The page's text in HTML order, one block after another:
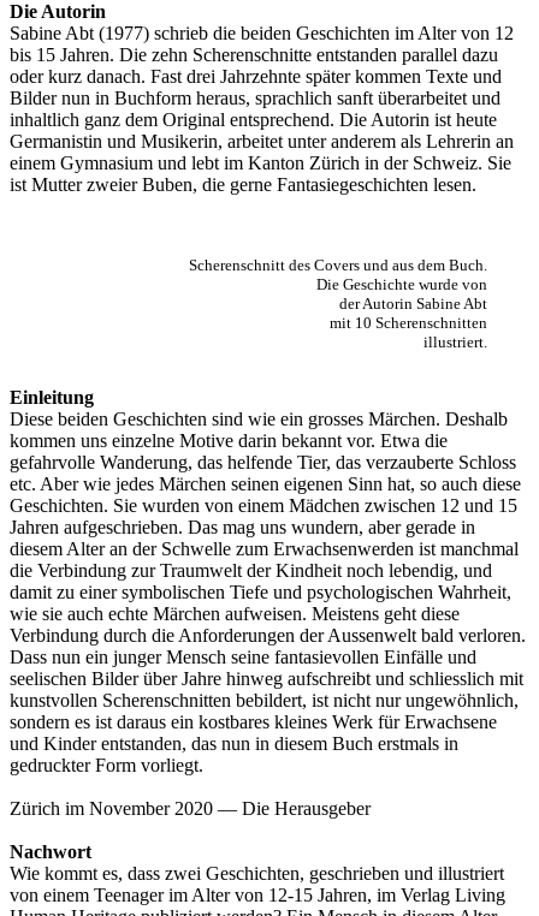
Die Autorin
Sabine Abt (1977) schrieb die beiden Geschichten im Alter von 12
bis 15 Jahren. Die zehn Scherenschnitte entstanden parallel dazu
oder kurz danach. Fast drei Jahrzehnte später kommen Texte und
Bilder nun in Buchform heraus, sprachlich sanft überarbeitet und
inhaltlich ganz dem Original entsprechend. Die Autorin ist heute
Germanistin und Musikerin, arbeitet unter anderem als Lehrerin an
einem Gymnasium und lebt im Kanton Zürich in der Schweiz. Sie
ist Mutter zweier Buben, die gerne Fantasiegeschichten lesen.
Scherenschnitt des Covers und aus dem Buch.
Die Geschichte wurde von
der Autorin Sabine Abt
mit 10 Scherenschnitten
illustriert.
Einleitung
Diese beiden Geschichten sind wie ein grosses Märchen. Deshalb
kommen uns einzelne Motive darin bekannt vor. Etwa die
gefahrvolle Wanderung, das helfende Tier, das verzauberte Schloss
etc. Aber wie jedes Märchen seinen eigenen Sinn hat, so auch diese
Geschichten. Sie wurden von einem Mädchen zwischen 12 und 15
Jahren aufgeschrieben. Das mag uns wundern, aber gerade in
diesem Alter an der Schwelle zum Erwachsenwerden ist manchmal
die Verbindung zur Traumwelt der Kindheit noch lebendig, und
damit zu einer symbolischen Tiefe und psychologischen Wahrheit,
wie sie auch echte Märchen aufweisen. Meistens geht diese
Verbindung durch die Anforderungen der Aussenwelt bald verloren.
Dass nun ein junger Mensch seine fantasievollen Einfälle und
seelischen Bilder über Jahre hinweg aufschreibt und schliesslich mit
kunstvollen Scherenschnitten bebildert, ist nicht nur ungewöhnlich,
sondern es ist daraus ein kostbares kleines Werk für Erwachsene
und Kinder entstanden, das nun in diesem Buch erstmals in
gedruckter Form vorliegt.
Zürich im November 2020 — Die Herausgeber
Nachwort
Wie kommt es, dass zwei Geschichten, geschrieben und illustriert
von einem Teenager im Alter von 12-15 Jahren, im Verlag Living